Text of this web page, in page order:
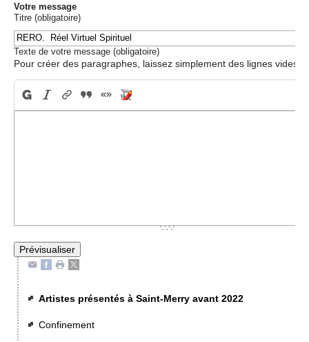
Votre message
Titre (obligatoire)
Texte de votre message (obligatoire)
Pour créer des paragraphes, laissez simplement des lignes vides.
Artistes présentés à Saint-Merry avant 2022
Confinement